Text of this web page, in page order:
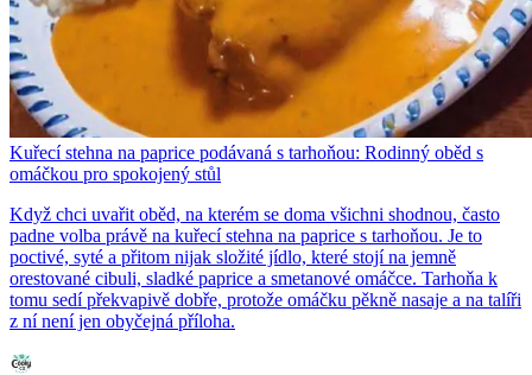
Kuřecí stehna na paprice podávaná s tarhoňou: Rodinný oběd s
omáčkou pro spokojený stůl
Když chci uvařit oběd, na kterém se doma všichni shodnou, často
padne volba právě na kuřecí stehna na paprice s tarhoňou. Je to
poctivé, syté a přitom nijak složité jídlo, které stojí na jemně
orestované cibuli, sladké paprice a smetanové omáčce. Tarhoňa k
tomu sedí překvapivě dobře, protože omáčku pěkně nasaje a na talíři
z ní není jen obyčejná příloha.